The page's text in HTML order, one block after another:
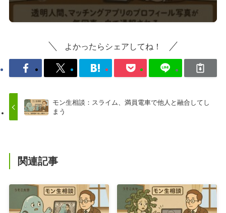
よかったらシェアしてね！
モン生相談：スライム、満員電車で他人と融合してし
まう
関連記事